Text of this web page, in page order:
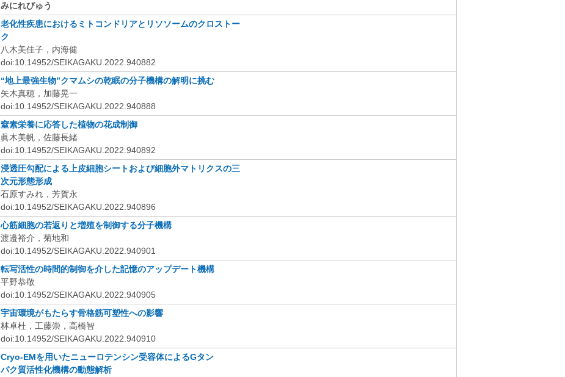
みにれびゅう
老化性疾患におけるミトコンドリアとリソソームのクロストー
ク
八木美佳子，内海健
doi:10.14952/SEIKAGAKU.2022.940882
“地上最強生物”クマムシの乾眠の分子機構の解明に挑む
矢木真穂，加藤晃一
doi:10.14952/SEIKAGAKU.2022.940888
窒素栄養に応答した植物の花成制御
眞木美帆，佐藤長緒
doi:10.14952/SEIKAGAKU.2022.940892
浸透圧勾配による上皮細胞シートおよび細胞外マトリクスの三
次元形態形成
石原すみれ，芳賀永
doi:10.14952/SEIKAGAKU.2022.940896
心筋細胞の若返りと増殖を制御する分子機構
渡邉裕介，菊地和
doi:10.14952/SEIKAGAKU.2022.940901
転写活性の時間的制御を介した記憶のアップデート機構
平野恭敬
doi:10.14952/SEIKAGAKU.2022.940905
宇宙環境がもたらす骨格筋可塑性への影響
林卓杜，工藤崇，高橋智
doi:10.14952/SEIKAGAKU.2022.940910
Cryo-EMを用いたニューロテンシン受容体によるGタン
パク質活性化機構の動態解析